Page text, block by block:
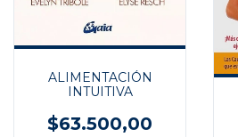
ALIMENTACIÓN
INTUITIVA
$63.500,00